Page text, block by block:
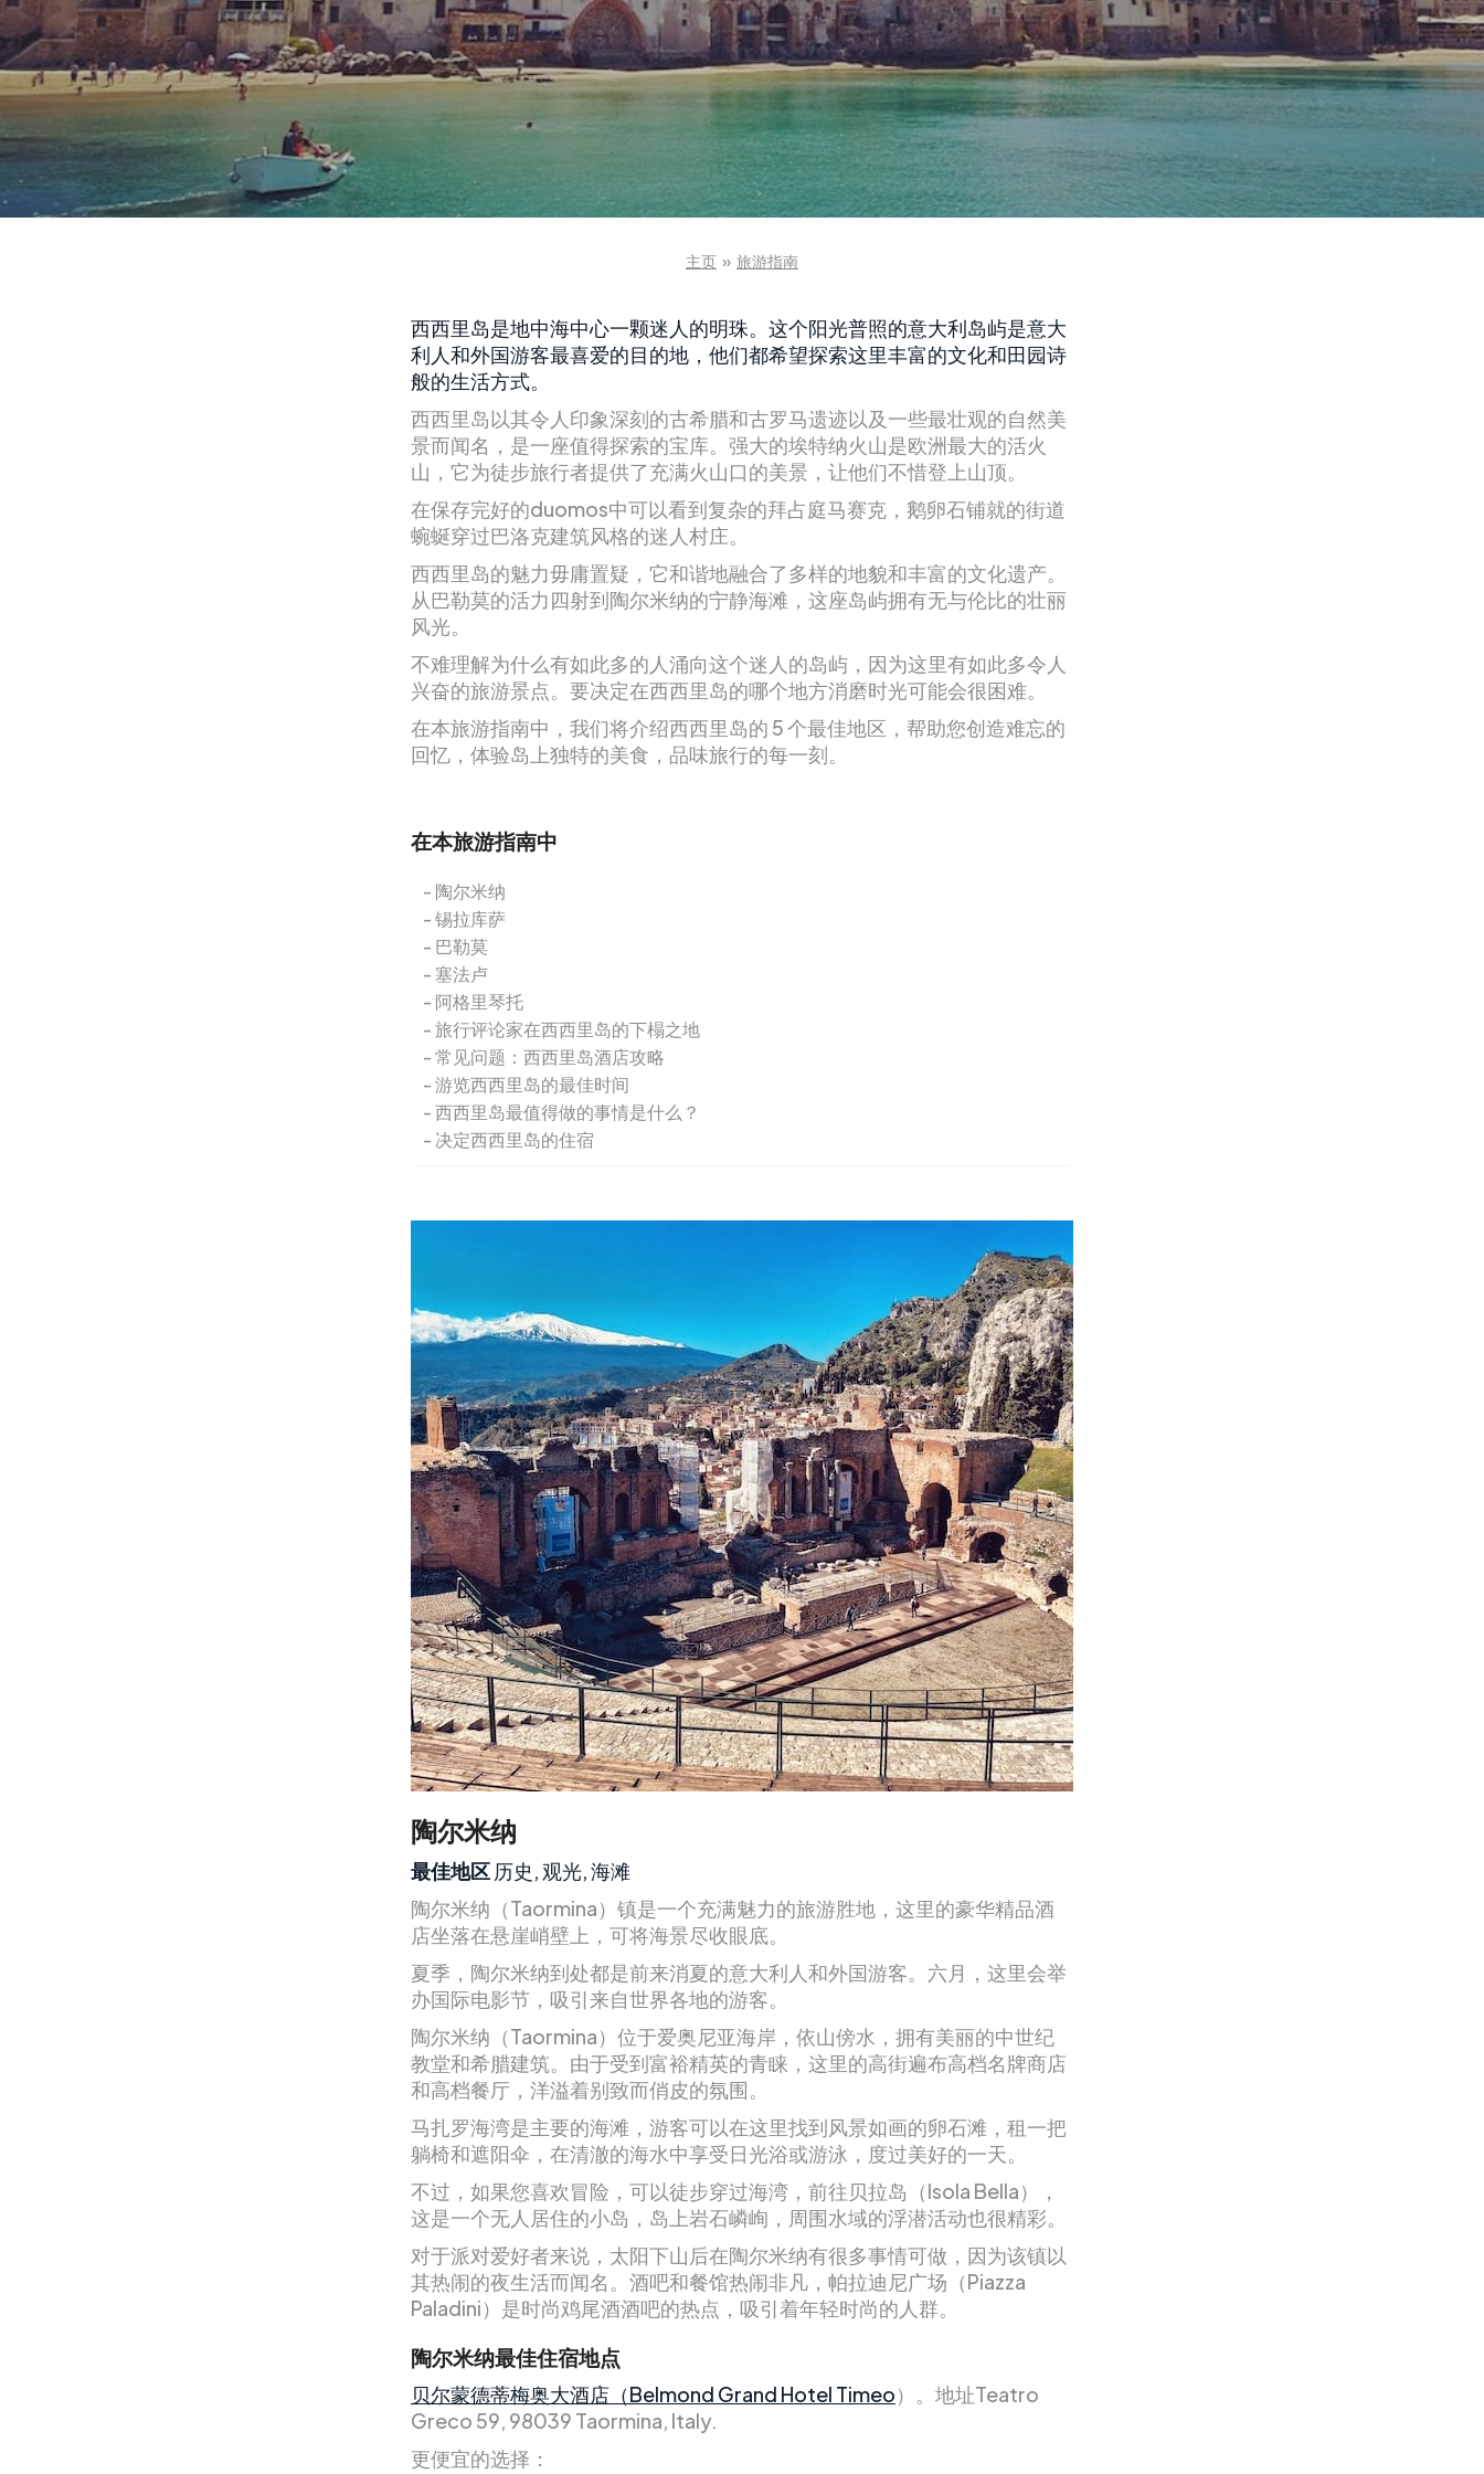
主页 » 旅游指南
西西里岛是地中海中心一颗迷人的明珠。这个阳光普照的意大利岛屿是意大
利人和外国游客最喜爱的目的地，他们都希望探索这里丰富的文化和田园诗
般的生活方式。
西西里岛以其令人印象深刻的古希腊和古罗马遗迹以及一些最壮观的自然美
景而闻名，是一座值得探索的宝库。强大的埃特纳火山是欧洲最大的活火
山，它为徒步旅行者提供了充满火山口的美景，让他们不惜登上山顶。
在保存完好的duomos中可以看到复杂的拜占庭马赛克，鹅卵石铺就的街道
蜿蜒穿过巴洛克建筑风格的迷人村庄。
西西里岛的魅力毋庸置疑，它和谐地融合了多样的地貌和丰富的文化遗产。
从巴勒莫的活力四射到陶尔米纳的宁静海滩，这座岛屿拥有无与伦比的壮丽
风光。
不难理解为什么有如此多的人涌向这个迷人的岛屿，因为这里有如此多令人
兴奋的旅游景点。要决定在西西里岛的哪个地方消磨时光可能会很困难。
在本旅游指南中，我们将介绍西西里岛的 5 个最佳地区，帮助您创造难忘的
回忆，体验岛上独特的美食，品味旅行的每一刻。
在本旅游指南中
陶尔米纳
锡拉库萨
巴勒莫
塞法卢
阿格里琴托
旅行评论家在西西里岛的下榻之地
常见问题：西西里岛酒店攻略
游览西西里岛的最佳时间
西西里岛最值得做的事情是什么？
决定西西里岛的住宿
陶尔米纳
最佳地区 历史, 观光, 海滩
陶尔米纳（Taormina）镇是一个充满魅力的旅游胜地，这里的豪华精品酒
店坐落在悬崖峭壁上，可将海景尽收眼底。
夏季，陶尔米纳到处都是前来消夏的意大利人和外国游客。六月，这里会举
办国际电影节，吸引来自世界各地的游客。
陶尔米纳（Taormina）位于爱奥尼亚海岸，依山傍水，拥有美丽的中世纪
教堂和希腊建筑。由于受到富裕精英的青睐，这里的高街遍布高档名牌商店
和高档餐厅，洋溢着别致而俏皮的氛围。
马扎罗海湾是主要的海滩，游客可以在这里找到风景如画的卵石滩，租一把
躺椅和遮阳伞，在清澈的海水中享受日光浴或游泳，度过美好的一天。
不过，如果您喜欢冒险，可以徒步穿过海湾，前往贝拉岛（Isola Bella），
这是一个无人居住的小岛，岛上岩石嶙峋，周围水域的浮潜活动也很精彩。
对于派对爱好者来说，太阳下山后在陶尔米纳有很多事情可做，因为该镇以
其热闹的夜生活而闻名。酒吧和餐馆热闹非凡，帕拉迪尼广场（Piazza
Paladini）是时尚鸡尾酒酒吧的热点，吸引着年轻时尚的人群。
陶尔米纳最佳住宿地点
贝尔蒙德蒂梅奥大酒店（Belmond Grand Hotel Timeo）。地址Teatro
Greco 59, 98039 Taormina, Italy.
更便宜的选择：